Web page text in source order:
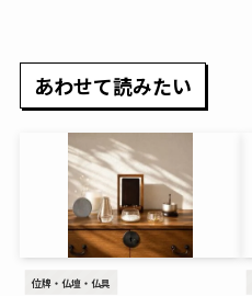
あわせて読みたい
位牌・仏壇・仏具